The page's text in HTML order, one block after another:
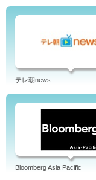
テレ朝news
Bloomberg Asia Pacific